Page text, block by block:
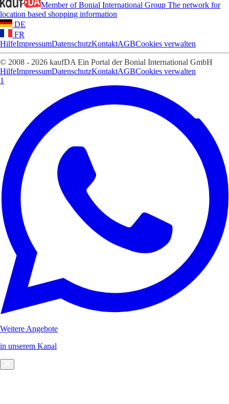
Member of Bonial International Group The network for
location based shopping information
DE
FR
HilfeImpressumDatenschutzKontaktAGBCookies verwalten
© 2008 - 2026 kaufDA Ein Portal der Bonial International GmbH
HilfeImpressumDatenschutzKontaktAGBCookies verwalten
1
Weitere Angebote
in unserem Kanal